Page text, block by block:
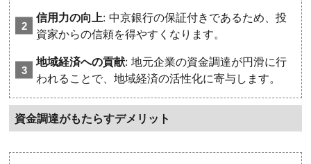
信用力の向上: 中京銀行の保証付きであるため、投
資家からの信頼を得やすくなります。
地域経済への貢献: 地元企業の資金調達が円滑に行
われることで、地域経済の活性化に寄与します。
資金調達がもたらすデメリット